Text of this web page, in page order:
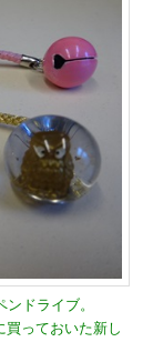
ドライブ。
っておいた新し